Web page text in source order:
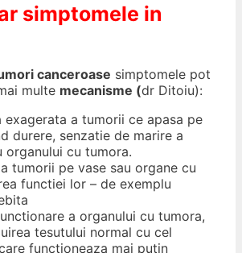
simptomele in
canceroase simptomele pot
multe mecanisme (dr Ditoiu):
exagerata a tumorii ce apasa pe
durere, senzatie de marire a
organului cu tumora.
tumorii pe vase sau organe cu
functiei lor – de exemplu
a organului cu tumora,
tesutului normal cu cel
functioneaza mai putin